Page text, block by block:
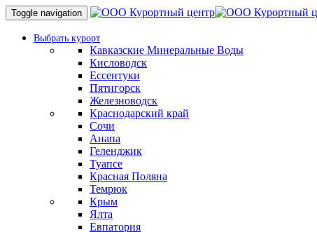
Toggle navigation
Выбрать курорт
Кавказские Минеральные Воды
Кисловодск
Ессентуки
Пятигорск
Железноводск
Краснодарский край
Сочи
Анапа
Геленджик
Туапсе
Красная Поляна
Темрюк
Крым
Ялта
Евпатория